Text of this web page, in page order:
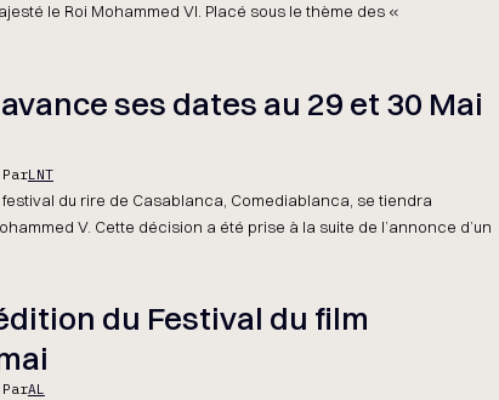
le Roi Mohammed VI. Placé sous le thème des «
ses dates au 29 et 30 Mai
ParLNT
du rire de Casablanca, Comediablanca, se tiendra
V. Cette décision a été prise à la suite de l’annonce d’un
du Festival du film
ParAL